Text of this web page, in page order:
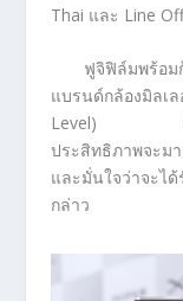
Thai และ Line
ฟูจิฟิล์มพร้อม
แบรนด์กล้องมิล
Level) และห
ประสิทธิภาพจะม
และมั่นใจว่าจะ
กล่าว